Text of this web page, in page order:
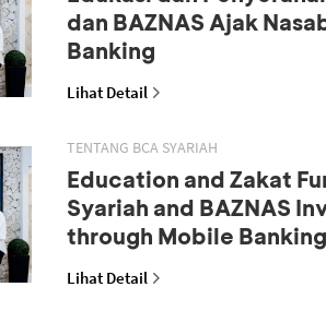
dan BAZNAS Ajak
Banking
Lihat Detail
TENTANG BCA SYARIAH
Education and Zakat
Syariah and BAZNAS
through Mobile Banking
Lihat Detail